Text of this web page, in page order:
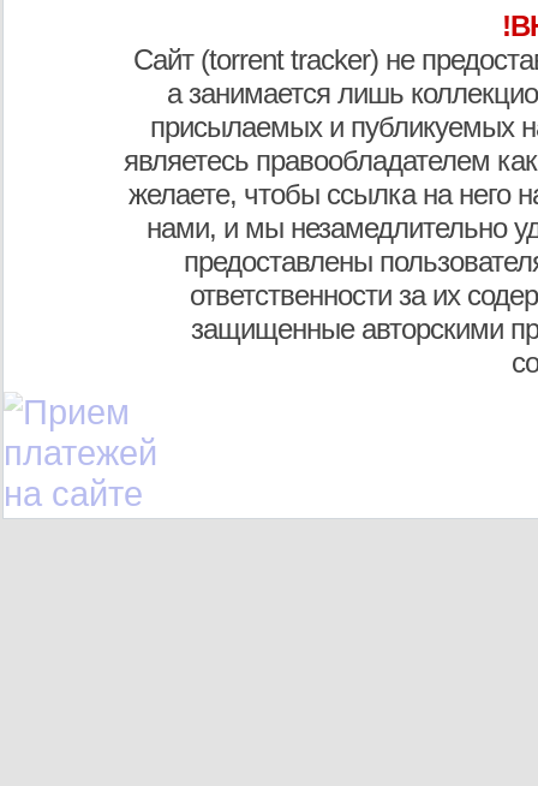
Сайт (torrent tracker) не
а занимается лишь
присылаемых и публикуемых
являетесь правообладателем
желаете, чтобы ссылка на него
нами, и мы незамедлительно
предоставлены
ответственности за их
защищенные авторскими